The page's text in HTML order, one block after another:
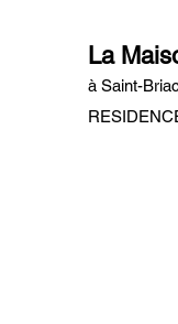
La
à Saint-